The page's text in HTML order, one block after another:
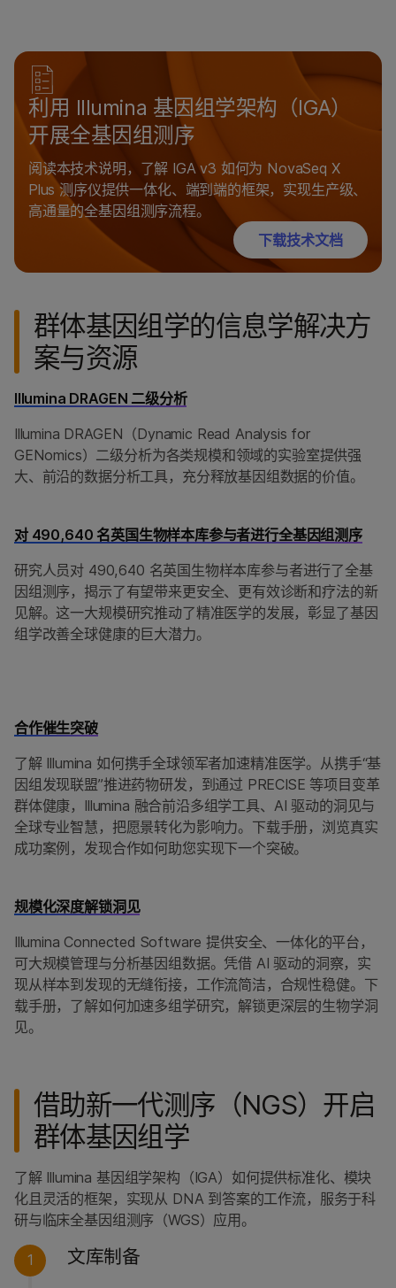
利用 Illumina 基因组学架构（IGA）
开展全基因组测序
阅读本技术说明，了解 IGA v3 如何为 NovaSeq X
Plus 测序仪提供一体化、端到端的框架，实现生产级、
高通量的全基因组测序流程。
下载技术文档
群体基因组学的信息学解决方
案与资源
Illumina DRAGEN 二级分析
Illumina DRAGEN（Dynamic Read Analysis for
GENomics）二级分析为各类规模和领域的实验室提供强
大、前沿的数据分析工具，充分释放基因组数据的价值。
对 490,640 名英国生物样本库参与者进行全基因组测序
研究人员对 490,640 名英国生物样本库参与者进行了全基
因组测序，揭示了有望带来更安全、更有效诊断和疗法的新
见解。这一大规模研究推动了精准医学的发展，彰显了基因
组学改善全球健康的巨大潜力。
合作催生突破
了解 Illumina 如何携手全球领军者加速精准医学。从携手“基
因组发现联盟”推进药物研发，到通过 PRECISE 等项目变革
群体健康，Illumina 融合前沿多组学工具、AI 驱动的洞见与
全球专业智慧，把愿景转化为影响力。下载手册，浏览真实
成功案例，发现合作如何助您实现下一个突破。
规模化深度解锁洞见
Illumina Connected Software 提供安全、一体化的平台，
可大规模管理与分析基因组数据。凭借 AI 驱动的洞察，实
现从样本到发现的无缝衔接，工作流简洁，合规性稳健。下
载手册，了解如何加速多组学研究，解锁更深层的生物学洞
见。
借助新一代测序（NGS）开启
群体基因组学
了解 Illumina 基因组学架构（IGA）如何提供标准化、模块
化且灵活的框架，实现从 DNA 到答案的工作流，服务于科
研与临床全基因组测序（WGS）应用。
1 文库制备